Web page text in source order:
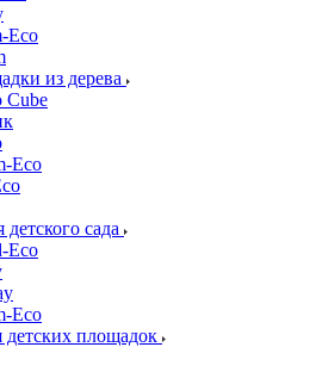
Eco
из дерева
Cube
Еco
сада
Eco
Еco
площадок